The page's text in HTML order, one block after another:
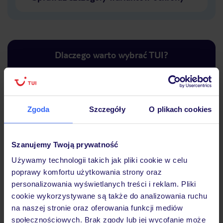
Zgoda Szczegóły O plikach cookies
Szanujemy Twoją prywatność
Używamy technologii takich jak pliki cookie w celu
poprawy komfortu użytkowania strony oraz
personalizowania wyświetlanych treści i reklam. Pliki
cookie wykorzystywane są także do analizowania ruchu
na naszej stronie oraz oferowania funkcji mediów
społecznościowych. Brak zgody lub jej wycofanie może
Dlaczego warto wybrać TUI?
Lider niskich cen
Największe biuro
podróży w Polsce
30 lat w
Hotel
Opinie